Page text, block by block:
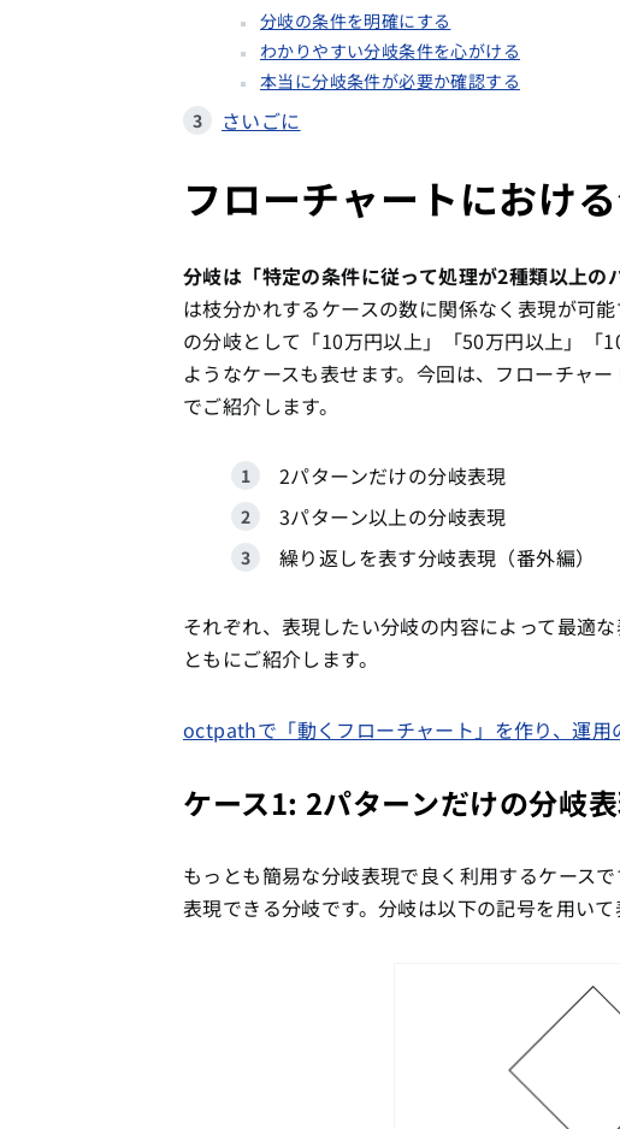
分岐の条件を明確にする
わかりやすい分岐条件を心がける
本当に分岐条件が必要か確認する
さいごに
フローチャートにおけ
分岐は「特定の条件に従って処理が2種類以上の
は枝分かれするケースの数に関係なく表現が可
の分岐として「10万円以上」「50万円以上」「
ようなケースも表せます。今回は、フローチャ
でご紹介します。
2パターンだけの分岐表現
3パターン以上の分岐表現
繰り返しを表す分岐表現（番外編）
それぞれ、表現したい分岐の内容によって最適
ともにご紹介します。
octpathで「動くフローチャート」を作り、運用
ケース1: 2パターンだけの分岐
もっとも簡易な分岐表現で良く利用するケース
表現できる分岐です。分岐は以下の記号を用いて